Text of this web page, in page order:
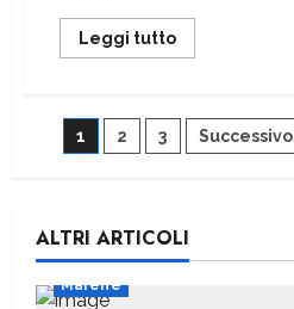
Leggi tutto
1 2 3 Successivo
ALTRI ARTICOLI
Marene